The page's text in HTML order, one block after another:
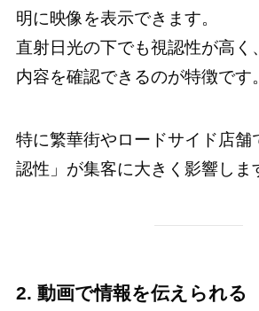
明に映像を表示できます。
直射日光の下でも視認性が高く
内容を確認できるのが特徴です。
特に繁華街やロードサイド店舗
認性」が集客に大きく影響しま
2. 動画で情報を伝えられる